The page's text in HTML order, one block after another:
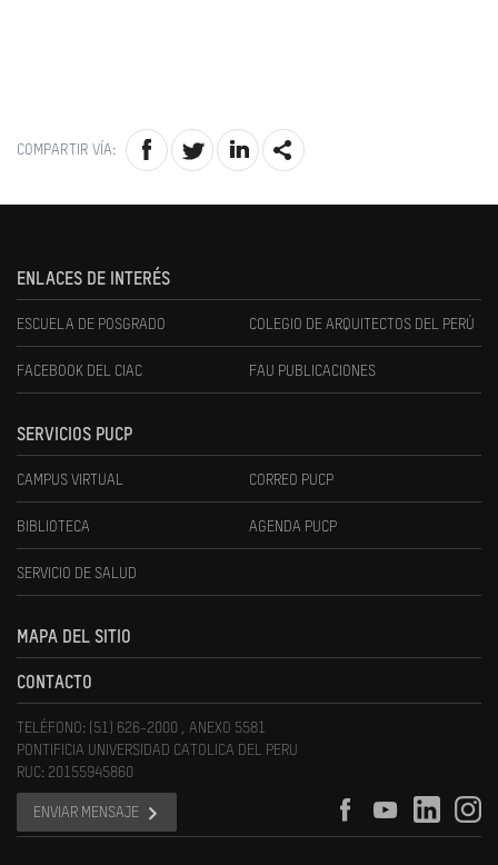
COMPARTIR VÍA:
ENLACES DE INTERÉS
ESCUELA DE POSGRADO COLEGIO DE ARQUITECTOS DEL PERÚ
FACEBOOK DEL CIAC FAU PUBLICACIONES
SERVICIOS PUCP
CAMPUS VIRTUAL CORREO PUCP
BIBLIOTECA AGENDA PUCP
SERVICIO DE SALUD
MAPA DEL SITIO
CONTACTO
TELÉFONO: (51) 626-2000 , ANEXO 5581
PONTIFICIA UNIVERSIDAD CATOLICA DEL PERU
RUC: 20155945860
ENVIAR MENSAJE